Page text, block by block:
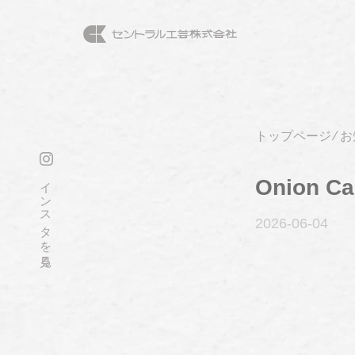
インスタを見る
トップページ⁄
Onion
2026-06-04